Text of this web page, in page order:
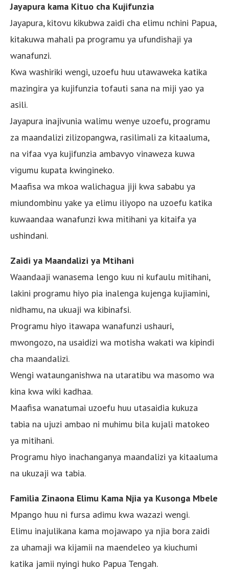
Jayapura kama Kituo cha Kujifunzia
Jayapura, kitovu kikubwa zaidi cha elimu nchini Papua,
kitakuwa mahali pa programu ya ufundishaji ya
wanafunzi.
Kwa washiriki wengi, uzoefu huu utawaweka katika
mazingira ya kujifunzia tofauti sana na miji yao ya
asili.
Jayapura inajivunia walimu wenye uzoefu, programu
za maandalizi zilizopangwa, rasilimali za kitaaluma,
na vifaa vya kujifunzia ambavyo vinaweza kuwa
vigumu kupata kwingineko.
Maafisa wa mkoa walichagua jiji kwa sababu ya
miundombinu yake ya elimu iliyopo na uzoefu katika
kuwaandaa wanafunzi kwa mitihani ya kitaifa ya
ushindani.
Zaidi ya Maandalizi ya Mtihani
Waandaaji wanasema lengo kuu ni kufaulu mitihani,
lakini programu hiyo pia inalenga kujenga kujiamini,
nidhamu, na ukuaji wa kibinafsi.
Programu hiyo itawapa wanafunzi ushauri,
mwongozo, na usaidizi wa motisha wakati wa kipindi
cha maandalizi.
Wengi wataunganishwa na utaratibu wa masomo wa
kina kwa wiki kadhaa.
Maafisa wanatumai uzoefu huu utasaidia kukuza
tabia na ujuzi ambao ni muhimu bila kujali matokeo
ya mitihani.
Programu hiyo inachanganya maandalizi ya kitaaluma
na ukuzaji wa tabia.
Familia Zinaona Elimu Kama Njia ya Kusonga Mbele
Mpango huu ni fursa adimu kwa wazazi wengi.
Elimu inajulikana kama mojawapo ya njia bora zaidi
za uhamaji wa kijamii na maendeleo ya kiuchumi
katika jamii nyingi huko Papua Tengah.